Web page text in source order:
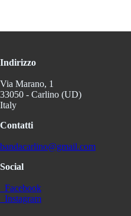
Indirizzo
Via Marano, 1
33050 - Carlino (UD)
Italy
Contatti
bandacarlino@gmail.com
Social
Facebook
Instagram